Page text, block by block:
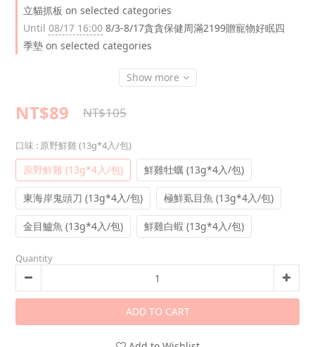
立貓抓板 on selected categories
Until 08/17 16:00 8/3-8/17貪貪保健周滿2199贈寵物好眠四
季墊 on selected categories
Show more
NT$89 NT$105
口味 : 原野鮮雞 (13g*4入/包)
原野鮮雞 (13g*4入/包) 鮮雞牡蠣 (13g*4入/包)
東海岸鬼頭刀 (13g*4入/包) 極鮮虱目魚 (13g*4入/包)
金目鱸魚 (13g*4入/包) 鮮雞白蝦 (13g*4入/包)
Quantity
ADD TO CART